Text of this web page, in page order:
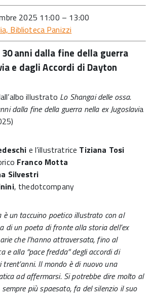
2025 11:00 – 13:00
Biblioteca Panizzi
30 anni dalla fine della guerra
e dagli Accordi di Dayton
illustrato Lo Shangai delle ossa.
dalla fine della guerra nella ex Jugoslavia
e l’illustratrice Tiziana Tosi
Franco Motta
Silvestri
, thedotcompany
è un taccuino poetico illustrato con al
di un poeta di fronte alla storia dell’ex
che l’hanno attraversata, fino al
e alla “pace fredda” degli accordi di
Il mondo è di nuovo una
ad affermarsi. Si potrebbe dire molto al
più spaesato, fa del silenzio il suo